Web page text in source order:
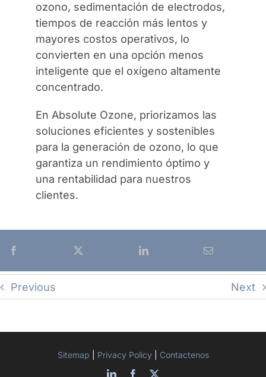
ozono, sedimentación de electrodos,
tiempos de reacción más lentos y
mayores costos operativos, lo
convierten en una opción menos
inteligente que el oxígeno altamente
concentrado.
En Absolute Ozone, priorizamos las
soluciones eficientes y sostenibles
para la generación de ozono, lo que
garantiza un rendimiento óptimo y
una rentabilidad para nuestros
clientes.
Previous Next
Sitemap Privacy Policy Contactenos